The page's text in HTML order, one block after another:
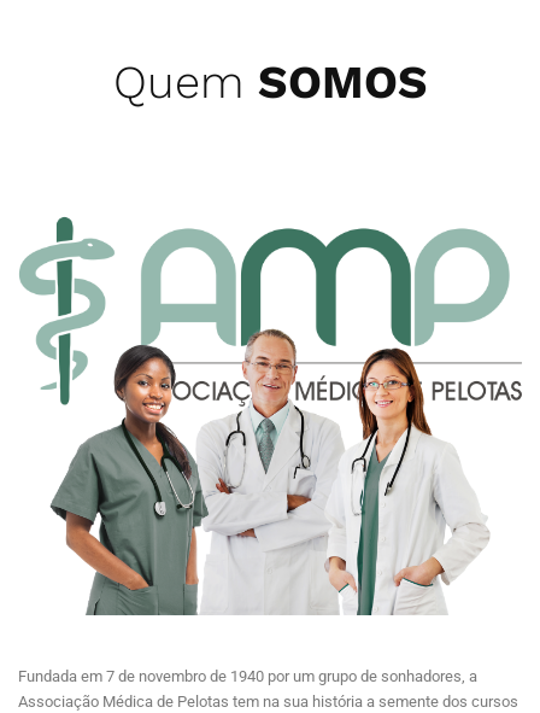
Quem SOMOS
Fundada em 7 de novembro de 1940 por um grupo de sonhadores, a
Associação Médica de Pelotas tem na sua história a semente dos cursos